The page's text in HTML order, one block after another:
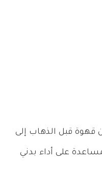
قهوة قبل الذهاب إلى
على أداء بدني